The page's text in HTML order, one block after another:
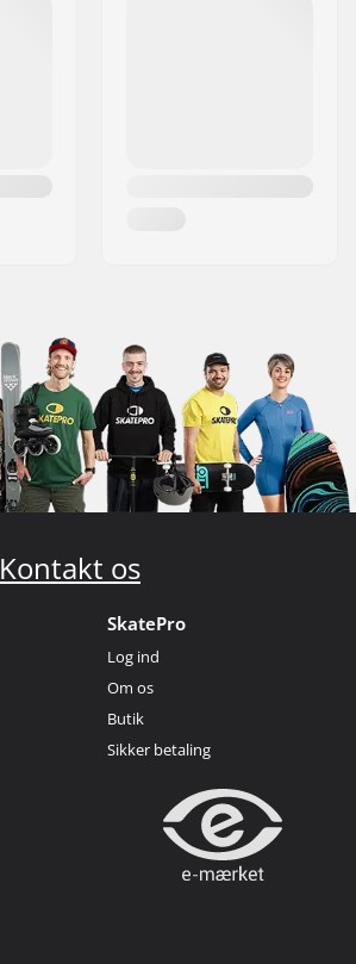
Kontakt os
SkatePro
Log ind
Om os
Butik
Sikker betaling